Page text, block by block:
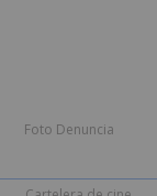
Foto Denuncia